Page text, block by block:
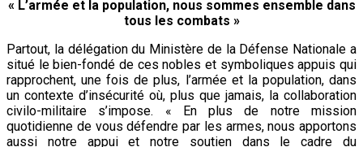
« L’armée et la population, nous sommes ensemble dans
tous les combats »
Partout, la délégation du Ministère de la Défense Nationale a
situé le bien-fondé de ces nobles et symboliques appuis qui
rapprochent, une fois de plus, l’armée et la population, dans
un contexte d’insécurité où, plus que jamais, la collaboration
civilo-militaire s’impose. « En plus de notre mission
quotidienne de vous défendre par les armes, nous apportons
aussi notre appui et notre soutien dans le cadre du